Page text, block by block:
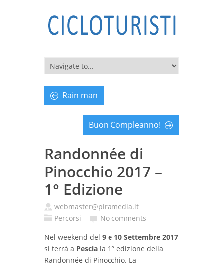
Rain man
Buon Compleanno!
Randonnée di
Pinocchio 2017 –
1° Edizione
webmaster@piramedia.it
Percorsi
No comments
Nel weekend del 9 e 10 Settembre 2017
si terrà a Pescia la 1° edizione della
Randonnée di Pinocchio. La